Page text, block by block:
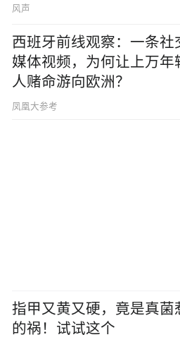
风声
西班牙前线观察：一条社
媒体视频，为何让上万年
人赌命游向欧洲？
凤凰大参考
指甲又黄又硬，竟是真菌
的祸！试试这个